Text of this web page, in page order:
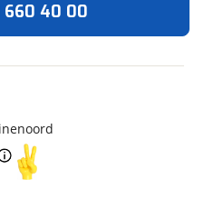
Hymer
Mercedes-Benz
2026
2026
660 40 00